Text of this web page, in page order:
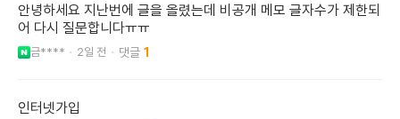
안녕하세요 지난번에 글을 올렸는데 비공개 메모 글자수가 제한되
어 다시 질문합니다ㅠㅠ
금**** 2일 전 1
인터넷가입